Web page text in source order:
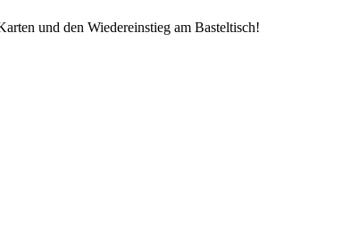
und den Wiedereinstieg am Basteltisch!